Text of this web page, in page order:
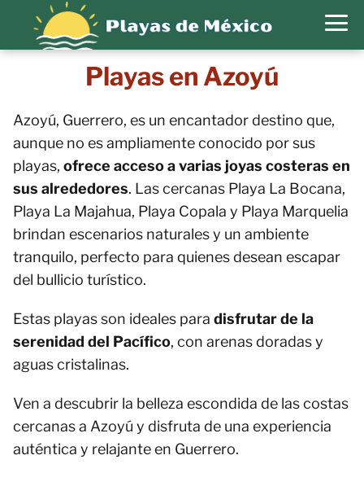
Playas en Azoyú
Azoyú, Guerrero, es un encantador destino que,
aunque no es ampliamente conocido por sus
playas, ofrece acceso a varias joyas costeras en
sus alrededores. Las cercanas Playa La Bocana,
Playa La Majahua, Playa Copala y Playa Marquelia
brindan escenarios naturales y un ambiente
tranquilo, perfecto para quienes desean escapar
del bullicio turístico.
Estas playas son ideales para disfrutar de la
serenidad del Pacífico, con arenas doradas y
aguas cristalinas.
Ven a descubrir la belleza escondida de las costas
cercanas a Azoyú y disfruta de una experiencia
auténtica y relajante en Guerrero.